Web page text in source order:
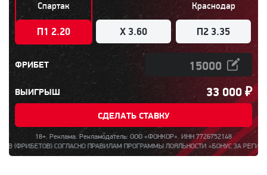
Спартак
П1 2.20 X 3.60
Краснодар
П2 3.35
ФРИБЕТ
ВЫИГРЫШ 33 000₽
СДЕЛАТЬ СТАВКУ
18+. Реклама. Рекламодатель: ООО «ФОНКОР». ИНН 7726752148
СОГЛАСНО ПРАВИЛАМ ПРОГРАММЫ ЛОЯЛЬНОСТИ «БОНУС ЗА РЕГИСТРАЦИЮ